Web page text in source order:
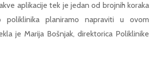
aplikacije tek je jedan od brojnih koraka
poliklinika planiramo napraviti u ovom
je Marija Bošnjak, direktorica Poliklinike